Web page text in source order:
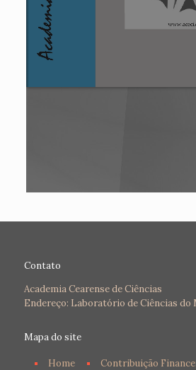
Contato
Academia Cearense de Ciências
Endereço: Laboratório de Ciências do
Mapa do site
Home Contribuição